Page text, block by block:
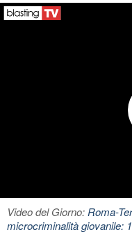
Video del Giorno:Roma-
microcriminalità giovanile: